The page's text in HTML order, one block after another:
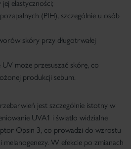
elastyczności;
(PIH), szczególnie u osób
skóry przy długotrwałej
może przesuszać skórę, co
produkcji sebum.
jest szczególnie istotny w
UVA1 i światło widzialne
Opsin 3, co prowadzi do wzrostu
W efekcie po zmianach